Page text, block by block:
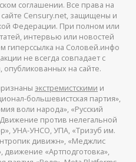
соглашении. Все права на
Censury.net, защищены и
Федерации. При полном или
интервью или новостей
гиперссылка на Соловей.инфо
не всегда совпадает с
на сайте.
экстремистскими и
большевистская партия»,
воли народа», «Русский
против нелегальной
УНА-УНСО, УПА, «Тризуб им.
дивижн», «Меджлис
движение «Артподготовка»,